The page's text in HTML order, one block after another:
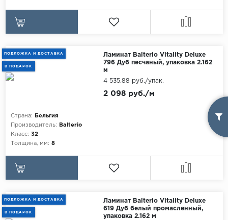
ПОДЛОЖКА И ДОСТАВКА
В ПОДАРОК
Ламинат Balterio Vitality Deluxe
796 Дуб песчаный, упаковка 2.162
м
Страна:
Бельгия
Производитель:
Balterio
Класс: 32
Толщина, мм: 8
2 098 руб./м
4 535.88 руб./упак.
ПОДЛОЖКА И ДОСТАВКА
В ПОДАРОК
Ламинат Balterio Vitality Deluxe
619 Дуб белый промасленный,
упаковка 2.162 м